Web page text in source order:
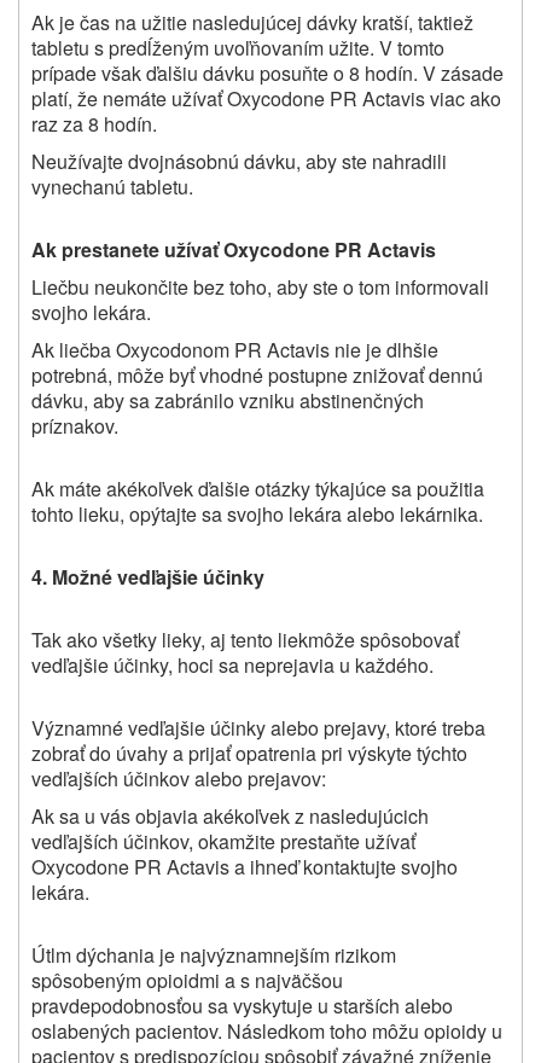
Ak je čas na užitie nasledujúcej dávky kratší, taktiež
tabletu s predĺženým uvoľňovaním užite. V tomto
prípade však ďalšiu dávku posuňte o 8 hodín. V zásade
platí, že nemáte užívať Oxycodone PR Actavis viac ako
raz za 8 hodín.
Neužívajte dvojnásobnú dávku, aby ste nahradili
vynechanú tabletu.
Ak prestanete užívať Oxycodone PR Actavis
Liečbu neukončite bez toho, aby ste o tom informovali
svojho lekára.
Ak liečba Oxycodonom PR Actavis nie je dlhšie
potrebná, môže byť vhodné postupne znižovať dennú
dávku, aby sa zabránilo vzniku abstinenčných
príznakov.
Ak máte akékoľvek ďalšie otázky týkajúce sa použitia
tohto lieku, opýtajte sa svojho lekára alebo lekárnika.
4. Možné vedľajšie účinky
Tak ako všetky lieky, aj tento liekmôže spôsobovať
vedľajšie účinky, hoci sa neprejavia u každého.
Významné vedľajšie účinky alebo prejavy, ktoré treba
zobrať do úvahy a prijať opatrenia pri výskyte týchto
vedľajších účinkov alebo prejavov:
Ak sa u vás objavia akékoľvek z nasledujúcich
vedľajších účinkov, okamžite prestaňte užívať
Oxycodone PR Actavis a ihneď kontaktujte svojho
lekára.
Útlm dýchania je najvýznamnejším rizikom
spôsobeným opioidmi a s najväčšou
pravdepodobnosťou sa vyskytuje u starších alebo
oslabených pacientov. Následkom toho môžu opioidy u
pacientov s predispozíciou spôsobiť závažné zníženie